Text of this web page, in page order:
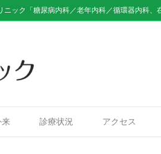
ック「糖尿病内科／老年内科／循環器内科、
来 診療状況 アクセス